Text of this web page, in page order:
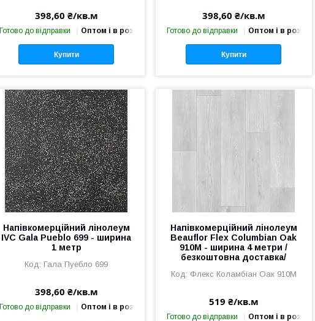
398,60 ₴/кв.м
Готово до відправки Оптом і в роздріб
Купити
398,60 ₴/кв.м
Готово до відправки Оптом і в роздріб
Купити
Напівкомерційний лінолеум
IVC Gala Pueblo 699 - ширина
1 метр
Гала Пуебло 699
398,60 ₴/кв.м
Готово до відправки Оптом і в роздріб
Напівкомерційний лінолеум
Beauflor Flex Columbian Oak
910M - ширина 4 метри /
безкоштовна доставка/
Флекс Коламбіан Оак 910М
519 ₴/кв.м
Готово до відправки Оптом і в роздріб